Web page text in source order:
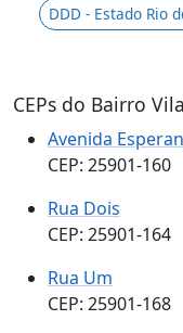
DDD - Estado Rio
CEPs do Bairro
Avenida
CEP: 25901-160
Rua Dois
CEP: 25901-164
Rua Um
CEP: 25901-168